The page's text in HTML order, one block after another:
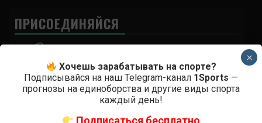
ПРИСОЕДИНЯЙСЯ
Роб Фонт – Дейвесон Фигередо прогноз на бой
Хочешь зарабатывать на спорте?
Подписывайся на наш Telegram-канал 1Sports —
прогнозы на единоборства и другие виды спорта
каждый день!
×